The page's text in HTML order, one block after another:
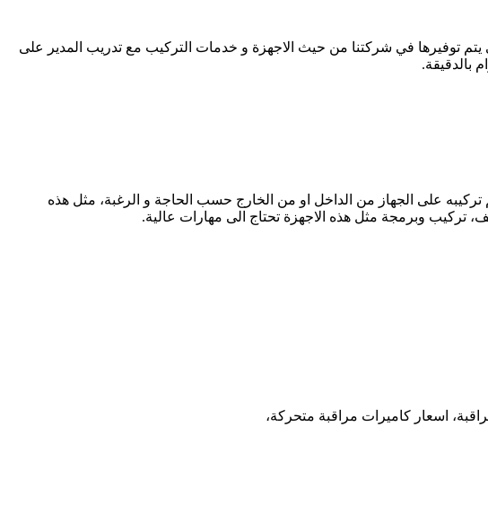
يتم توفيرها في شركتنا من حيث الاجهزة و خدمات التركيب مع تدريب المدير على
بالدقيقة.
على الجهاز من الداخل او من الخارج حسب الحاجة و الرغبة، مثل هذه
تركيب وبرمجة مثل هذه الاجهزة تحتاج الى مهارات عالية.
اسعار كاميرات مراقبة متحركة،